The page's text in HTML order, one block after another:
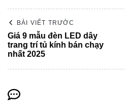
BÀI VIẾT TRƯỚC
Giá 9 mẫu đèn LED dây
trang trí tủ kính bán chạy
nhất 2025